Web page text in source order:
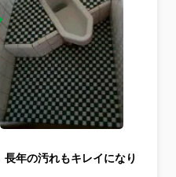
年の汚れもキレイになり